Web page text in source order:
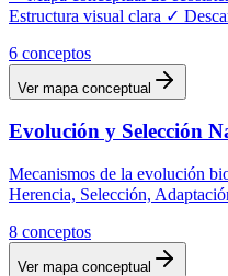
Estructura visual clara ✓
6 conceptos
Ver mapa conceptual
Evolución y Selección
Mecanismos de la evolución
Herencia, Selección,
8 conceptos
Ver mapa conceptual